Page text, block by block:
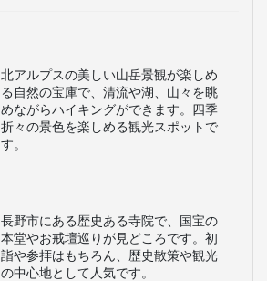
北アルプスの美しい山岳景観が楽しめ
る自然の宝庫で、清流や湖、山々を眺
めながらハイキングができます。四季
折々の景色を楽しめる観光スポットで
す。
長野市にある歴史ある寺院で、国宝の
本堂やお戒壇巡りが見どころです。初
詣や参拝はもちろん、歴史散策や観光
の中心地として人気です。